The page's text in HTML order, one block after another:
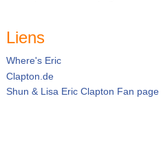
Liens
Where's Eric
Clapton.de
Shun & Lisa Eric Clapton Fan page